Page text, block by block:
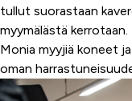
tullut suorastaan
myymälästä kerrotaan.
Monia myyjiä koneet
oman